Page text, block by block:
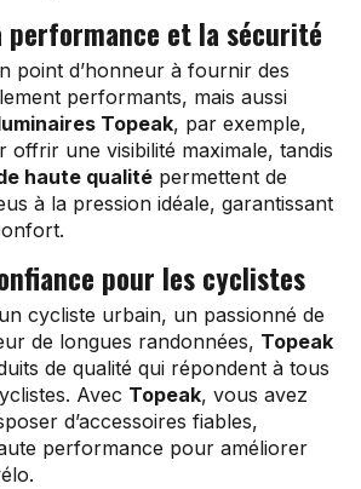
performance et la sécurité
point d’honneur à fournir des
performants, mais aussi
Topeak, par exemple,
une visibilité maximale, tandis
haute qualité permettent de
à la pression idéale, garantissant
pour les cyclistes
cycliste urbain, un passionné de
de longues randonnées, Topeak
de qualité qui répondent à tous
Avec Topeak, vous avez
d’accessoires fiables,
performance pour améliorer